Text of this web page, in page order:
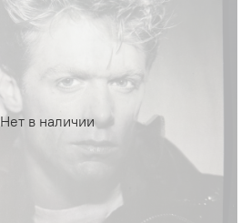
Нет в наличии